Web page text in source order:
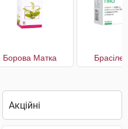
Борова Матка